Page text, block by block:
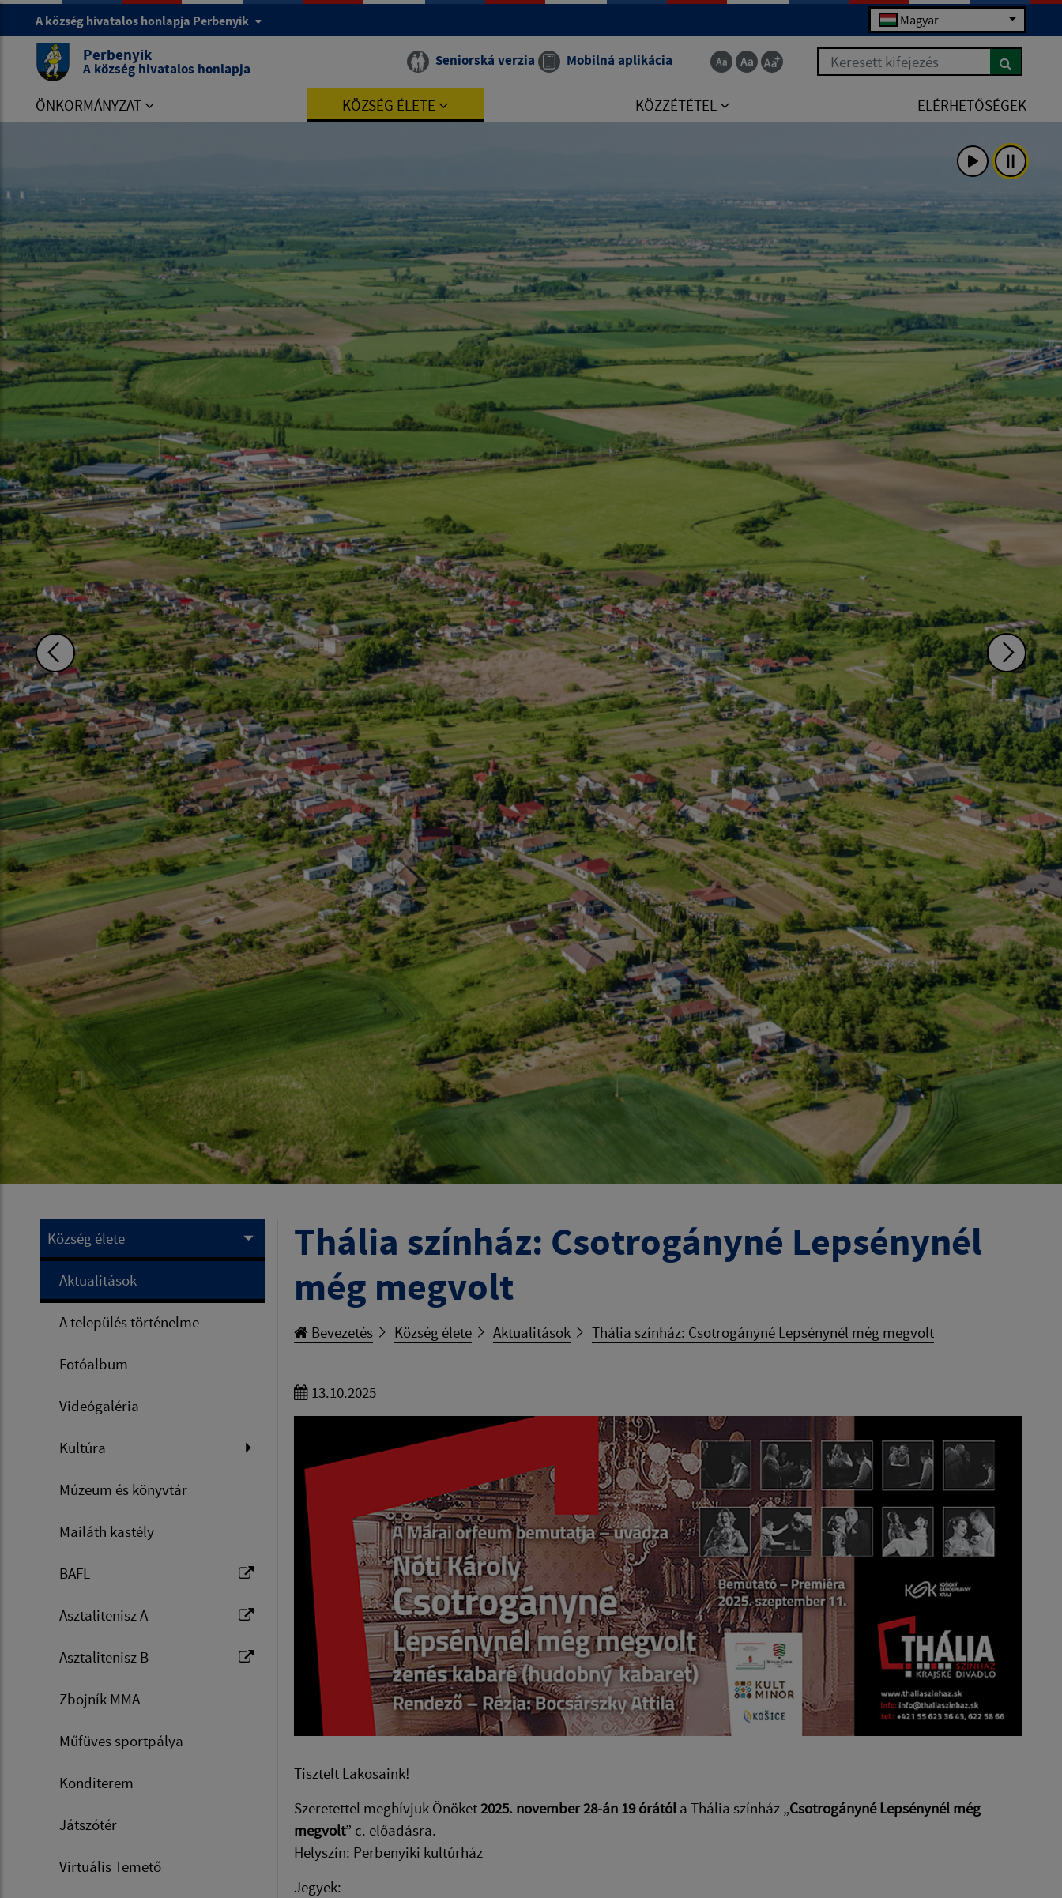
A község hivatalos honlapja Perbenyik Magyar
Perbenyik
A község hivatalos honlapja Seniorská verzia Mobilná aplikácia Keresett kifejezés
ÖNKORMÁNYZAT KÖZSÉG ÉLETE KÖZZÉTÉTEL ELÉRHETŐSÉGEK
Község élete
Aktualitások
A település történelme
Fotóalbum
Videógaléria
Kultúra
Múzeum és könyvtár
Mailáth kastély
BAFL
Asztalitenisz A
Asztalitenisz B
Zbojník MMA
Műfüves sportpálya
Konditerem
Játszótér
Virtuális Temető
Thália színház: Csotrogányné Lepsénynél
még megvolt
Bevezetés Község élete Aktualitások Thália színház: Csotrogányné Lepsénynél még megvolt
13.10.2025
Tisztelt Lakosaink!
Szeretettel meghívjuk Önöket 2025. november 28-án 19 órától a Thália színház „Csotrogányné Lepsénynél még
megvolt” c. előadásra.
Helyszín: Perbenyiki kultúrház
Jegyek: